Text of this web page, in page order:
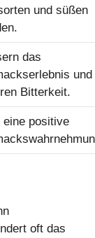
und süßen
das
und
Bitterkeit.
eine positive
oft das